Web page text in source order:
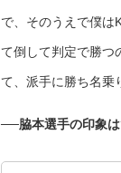
で、そのうえで僕
て倒して判定で勝つ
て、派手に勝ち名乗
──脇本選手の印象